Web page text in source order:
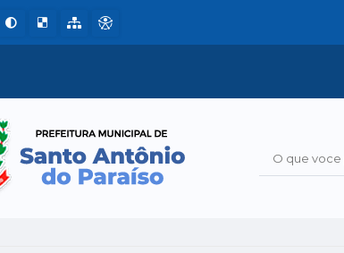
O que voce